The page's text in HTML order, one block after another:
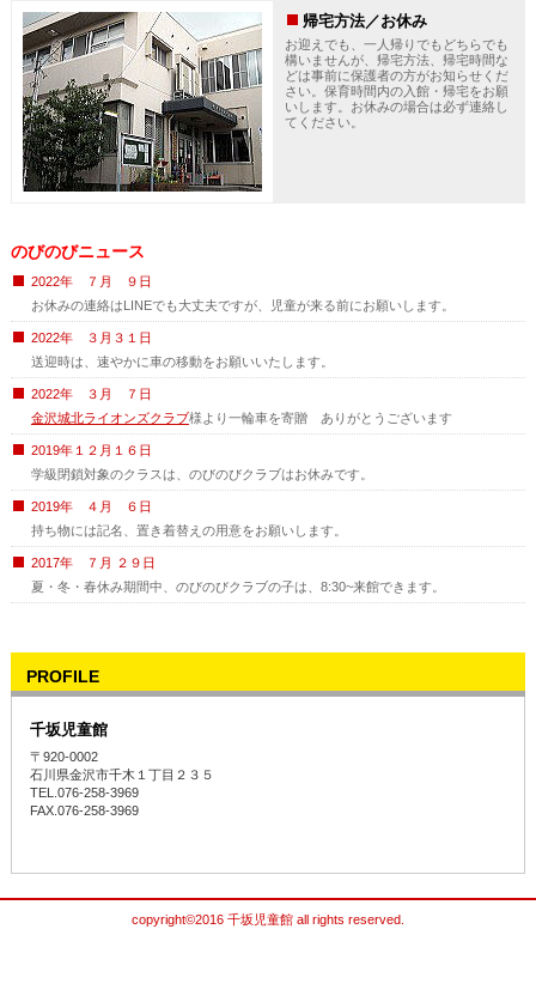
帰宅方法／お休み
お迎えでも、一人帰りでもどちらでも
構いませんが、帰宅方法、帰宅時間な
どは事前に保護者の方がお知らせくだ
さい。保育時間内の入館・帰宅をお願
いします。お休みの場合は必ず連絡し
てください。
のびのびニュース
2022年 ７月 ９日
お休みの連絡はLINEでも大丈夫ですが、児童が来る前にお願いします。
2022年 ３月３１日
送迎時は、速やかに車の移動をお願いいたします。
2022年 ３月 ７日
金沢城北ライオンズクラブ様より一輪車を寄贈 ありがとうございます
2019年１２月１６日
学級閉鎖対象のクラスは、のびのびクラブはお休みです。
2019年 ４月 ６日
持ち物には記名、置き着替えの用意をお願いします。
2017年 ７月 ２９日
夏・冬・春休み期間中、のびのびクラブの子は、8:30~来館できます。
PROFILE
千坂児童館
〒920-0002
石川県金沢市千木１丁目２３５
TEL.076-258-3969
FAX.076-258-3969
copyright©2016 千坂児童館 all rights reserved.